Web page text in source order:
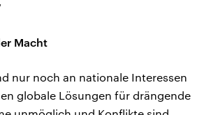
Macht
nur noch an nationale Interessen
globale Lösungen für drängende